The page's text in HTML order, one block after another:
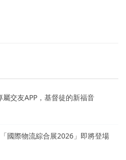
屬交友APP，基督徒的新福音
國際物流綜合展2026」即將登場